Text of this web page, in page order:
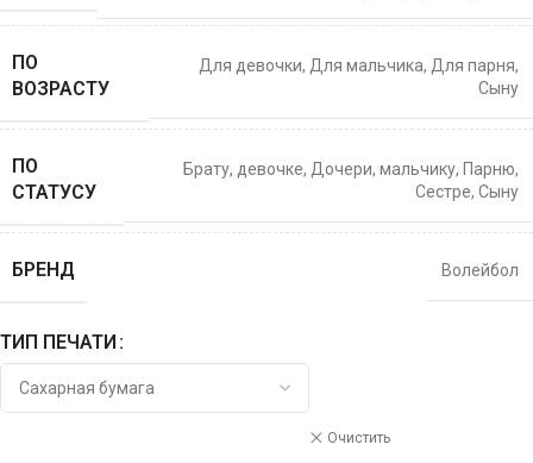
ПО
ВОЗРАСТУ
Для девочки, Для мальчика, Для парня,
Сыну
ПО
СТАТУСУ
Брату, девочке, Дочери, мальчику, Парню,
Сестре, Сыну
БРЕНД Волейбол
ТИП ПЕЧАТИ
Очистить